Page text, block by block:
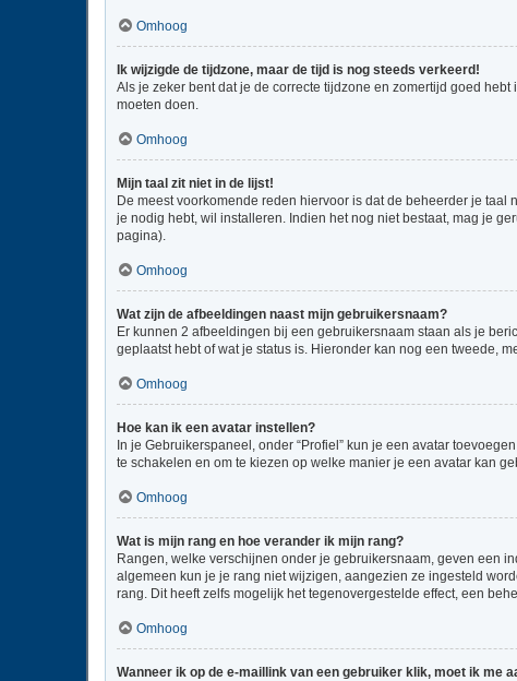
Omhoog
Ik wijzigde de tijdzone, maar de tijd is nog steeds verkeerd!
Als je zeker bent dat je de correcte tijdzone en zomertijd goed
moeten doen.
Omhoog
Mijn taal zit niet in de lijst!
De meest voorkomende reden hiervoor is dat de beheerder je
je nodig hebt, wil installeren. Indien het nog niet bestaat, mag je
pagina).
Omhoog
Wat zijn de afbeeldingen naast mijn gebruikersnaam?
Er kunnen 2 afbeeldingen bij een gebruikersnaam staan als je
geplaatst hebt of wat je status is. Hieronder kan nog een tweede,
Omhoog
Hoe kan ik een avatar instellen?
In je Gebruikerspaneel, onder “Profiel” kun je een avatar
te schakelen en om te kiezen op welke manier je een avatar kan
Omhoog
Wat is mijn rang en hoe verander ik mijn rang?
Rangen, welke verschijnen onder je gebruikersnaam, geven een
algemeen kun je je rang niet wijzigen, aangezien ze ingesteld
rang. Dit heeft zelfs mogelijk het tegenovergestelde effect, een
Omhoog
Wanneer ik op de e-maillink van een gebruiker klik, moet ik me